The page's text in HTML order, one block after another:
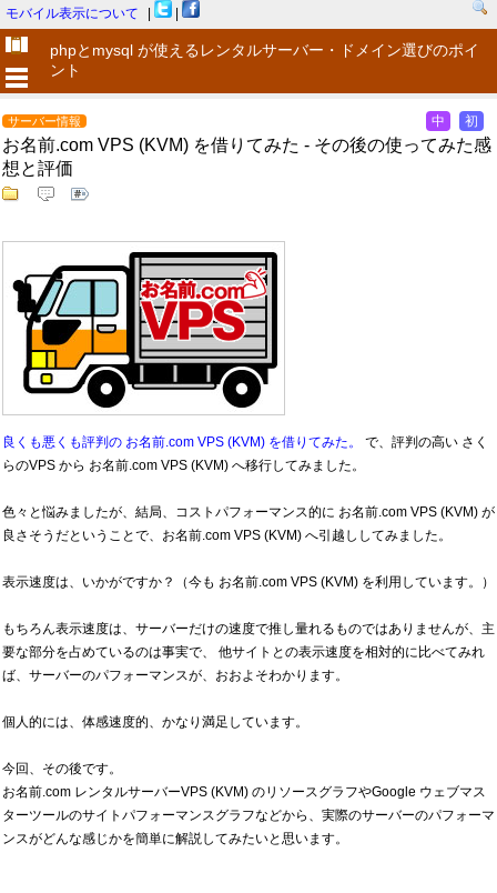
モバイル表示について
phpとmysql が使えるレンタルサーバー・ドメイン選びのポイ
ント
サーバー情報 中 初
お名前.com VPS (KVM) を借りてみた - その後の使ってみた感
想と評価
良くも悪くも評判の お名前.com VPS (KVM) を借りてみた。
で、評判の高い さく
らのVPS から お名前.com VPS (KVM) へ移行してみました。
色々と悩みましたが、結局、コストパフォーマンス的に お名前.com VPS (KVM) が
良さそうだということで、お名前.com VPS (KVM) へ引越ししてみました。
表示速度は、いかがですか？（今も お名前.com VPS (KVM) を利用しています。）
もちろん表示速度は、サーバーだけの速度で推し量れるものではありませんが、主
要な部分を占めているのは事実で、 他サイトとの表示速度を相対的に比べてみれ
ば、サーバーのパフォーマンスが、おおよそわかります。
個人的には、体感速度的、かなり満足しています。
今回、その後です。
お名前.com レンタルサーバーVPS (KVM) のリソースグラフやGoogle ウェブマス
ターツールのサイトパフォーマンスグラフなどから、実際のサーバーのパフォーマ
ンスがどんな感じかを簡単に解説してみたいと思います。